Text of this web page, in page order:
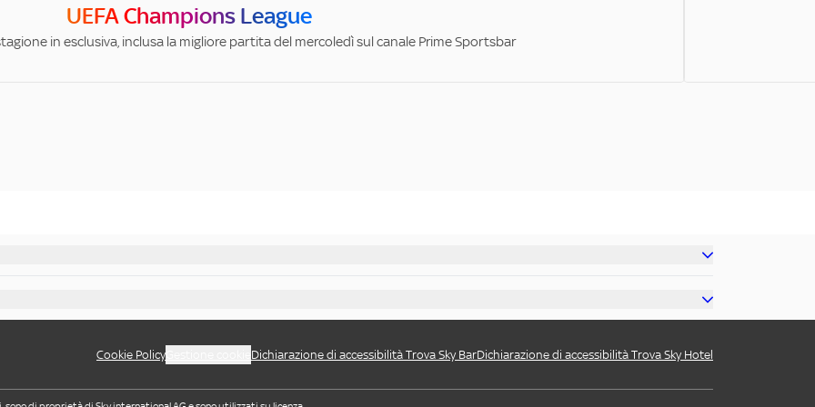
UEFA Champions League
in esclusiva, inclusa la migliore partita del mercoledì sul canale Prime Sportsbar
Cookie Policy Dichiarazione di accessibilità Trova Sky BarDichiarazione di accessibilità Trova Sky Hotel